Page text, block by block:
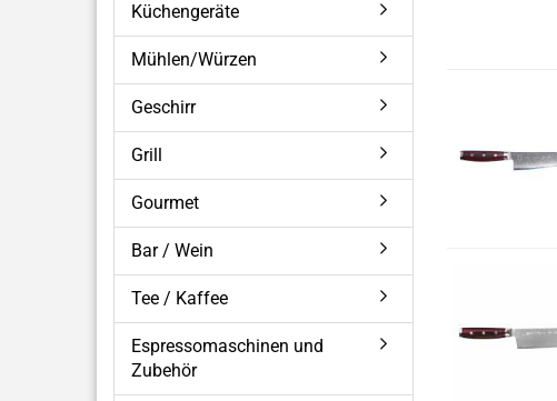
Küchengeräte
Mühlen/Würzen
Geschirr
Grill
Gourmet
Bar / Wein
Tee / Kaffee
Espressomaschinen und
Zubehör